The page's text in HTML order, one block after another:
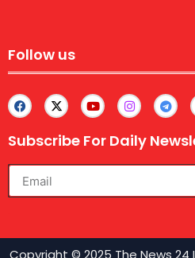
Follow us
Subscribe For Daily
Copyright © 2025 The News 24